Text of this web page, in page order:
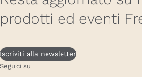
prodotti ed eventi
Iscriviti alla newsletter
Seguici su